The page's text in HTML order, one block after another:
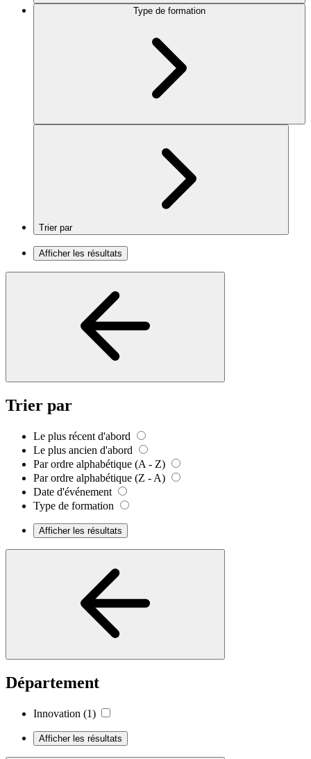
Type de formation
Trier par
Afficher les résultats
Trier par
Le plus récent d'abord
Le plus ancien d'abord
Par ordre alphabétique (A - Z)
Par ordre alphabétique (Z - A)
Date d'événement
Type de formation
Afficher les résultats
Département
Innovation (1)
Afficher les résultats